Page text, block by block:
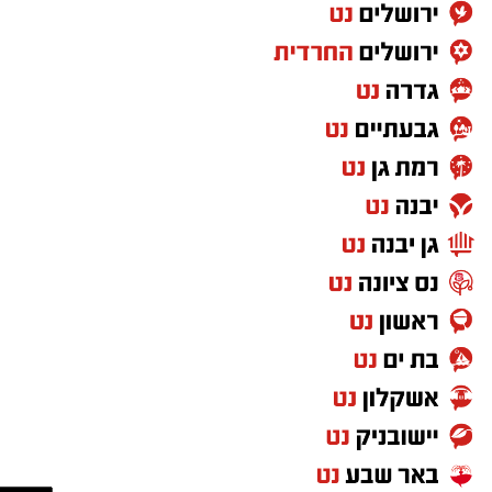
בבית המשפט ומעצרן הוארך.
במשטרת ישראל הדגישו כי ימשיכו לפעול בנחישות
נגד עבירות הסעת, הלנת והעסקת שוהים בלתי
חוקיים, במטרה לשמור על ביטחון הציבור ולסכל
פעילות העלולה לסכן את שלום הציבור.
להצטרפות לקבוצות ועדכוני "ירושלים החרדית"
מעוניינים להגיב? לדווח? צרו איתנו קשר במייל
האדום
צפוי להתבטל? פעילות העיריה עבור הציבור
החרדי | עיריית ירושלים